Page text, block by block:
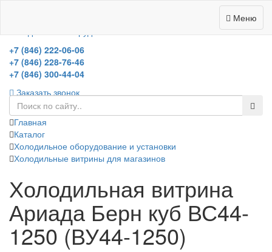
Меню
+7 (846) 222-06-06
+7 (846) 228-76-46
+7 (846) 300-44-04
Заказать звонок
Главная
Каталог
Холодильное оборудование и установки
Холодильные витрины для магазинов
Холодильная витрина
Ариада Берн куб ВС44-
1250 (ВУ44-1250)